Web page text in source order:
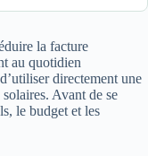
directement une
Avant de se
le budget et les